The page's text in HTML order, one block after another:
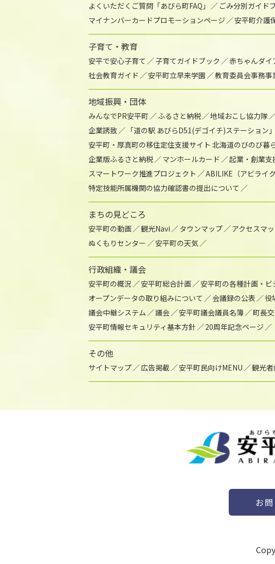
よくいただくご質問「あびら町FAQ」
ごみ分別ガイド
マイナンバーカードプロモーションページ
安平町介護
子育て・教育
安平で安心子育て 子育てガイドブック 赤ちゃんダイ
社会教育ガイド
安平町立早来学園 教育委員会事務
地域振興・団体
みんなでPR安平町 ふるさと納税 地域おこし協力隊
企業誘致
「道の駅 あびらD51(デゴイチ)ステーション
安平町・厚真町の移住定住支援サイト 北海道のびのび暮
企業版ふるさと納税
マンホールカード 起業・創業支
スマートワーク推進プロジェクト
ABILIKE（アビライク
特定技能所属機関の協力確認書の提出について
まちの見どころ
安平町の動画 観光Navi タウンマップ アクセスマ
ぬくもりセンター
安平町の天気
行政組織・議会
安平町の概況 安平町総合計画 安平町の各種計画・ビ
オープンデータの取り組みについて
会議録の公表 役
議会中継システム
議会 安平町議会議員名簿 町長
安平町情報セキュリティ基本方針
20周年記念ページ
その他
サイトマップ 広告掲載 安平町民向けMENU 観光
お